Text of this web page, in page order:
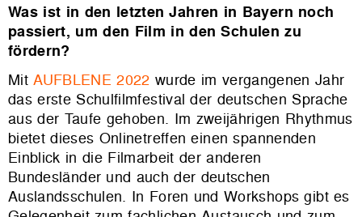
Was ist in den letzten Jahren in Bayern noch
passiert, um den Film in den Schulen zu
fördern?
MitAUFBLENE 2022 wurde im vergangenen Jahr
das erste Schulfilmfestival der deutschen Sprache
aus der Taufe gehoben. Im zweijährigen Rhythmus
bietet dieses Onlinetreffen einen spannenden
Einblick in die Filmarbeit der anderen
Bundesländer und auch der deutschen
Auslandsschulen. In Foren und Workshops gibt es